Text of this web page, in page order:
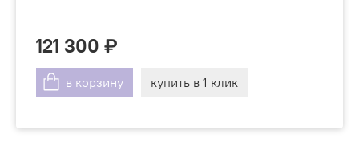
121 300
в корзину купить в 1 клик